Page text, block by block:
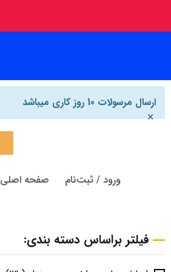
ارسال مرسولات 10 روز کاری میباشد
×
ورود / ثبت‌نام صفحه اصلی
فیلتر براساس دسته بندی: